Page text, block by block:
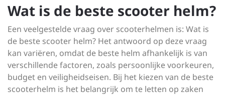
Wat is de beste scooter helm?
Een veelgestelde vraag over scooterhelmen is: Wat is
de beste scooter helm? Het antwoord op deze vraag
kan variëren, omdat de beste helm afhankelijk is van
verschillende factoren, zoals persoonlijke voorkeuren,
budget en veiligheidseisen. Bij het kiezen van de beste
scooterhelm is het belangrijk om te letten op zaken